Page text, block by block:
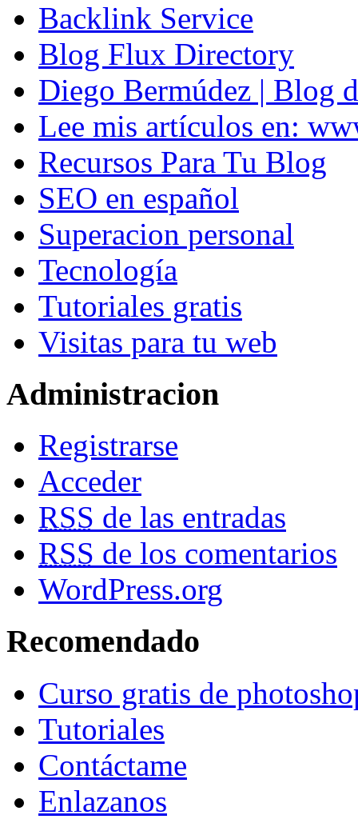
Backlink Service
Blog Flux Directory
Diego Bermúdez | Blog
Lee mis artículos en:
Recursos Para Tu Blog
SEO en español
Superacion personal
Tecnología
Tutoriales gratis
Visitas para tu web
Administracion
Registrarse
Acceder
RSS de las entradas
RSS de los comentarios
WordPress.org
Recomendado
Curso gratis de
Tutoriales
Contáctame
Enlazanos